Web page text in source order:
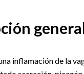
inflamación de la